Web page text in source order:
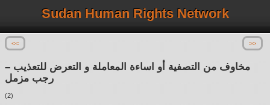
Sudan Human Rights Network
<< >>
مخاوف من التصفية أو اساءة المعاملة و التعرض للتعذيب –
رجب مزمل
(2)